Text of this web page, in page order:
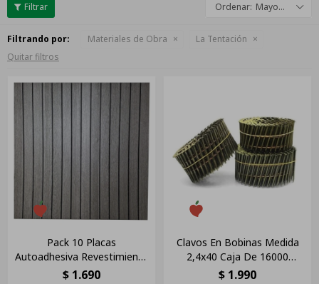
Mayor descuento
Filtrando por: Materiales de Obra
La Tentación
Quitar filtros
Pack 10 Placas
Autoadhesiva Revestimiento
Pared Interior Gris
$ 1.690
Clavos En Bobinas Medida
2,4x40 Caja De 16000
Unidades
$ 1.990